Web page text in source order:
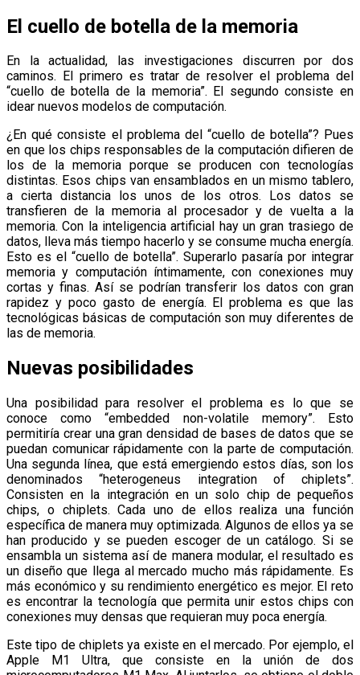
El cuello de botella de la memoria
En la actualidad, las investigaciones discurren por dos
caminos. El primero es tratar de resolver el problema del
“cuello de botella de la memoria”. El segundo consiste en
idear nuevos modelos de computación.
¿En qué consiste el problema del “cuello de botella”? Pues
en que los chips responsables de la computación difieren de
los de la memoria porque se producen con tecnologías
distintas. Esos chips van ensamblados en un mismo tablero,
a cierta distancia los unos de los otros. Los datos se
transfieren de la memoria al procesador y de vuelta a la
memoria. Con la inteligencia artificial hay un gran trasiego de
datos, lleva más tiempo hacerlo y se consume mucha energía.
Esto es el “cuello de botella”. Superarlo pasaría por integrar
memoria y computación íntimamente, con conexiones muy
cortas y finas. Así se podrían transferir los datos con gran
rapidez y poco gasto de energía. El problema es que las
tecnológicas básicas de computación son muy diferentes de
las de memoria.
Nuevas posibilidades
Una posibilidad para resolver el problema es lo que se
conoce como “embedded non-volatile memory”. Esto
permitiría crear una gran densidad de bases de datos que se
puedan comunicar rápidamente con la parte de computación.
Una segunda línea, que está emergiendo estos días, son los
denominados “heterogeneus integration of chiplets”.
Consisten en la integración en un solo chip de pequeños
chips, o chiplets. Cada uno de ellos realiza una función
específica de manera muy optimizada. Algunos de ellos ya se
han producido y se pueden escoger de un catálogo. Si se
ensambla un sistema así de manera modular, el resultado es
un diseño que llega al mercado mucho más rápidamente. Es
más económico y su rendimiento energético es mejor. El reto
es encontrar la tecnología que permita unir estos chips con
conexiones muy densas que requieran muy poca energía.
Este tipo de chiplets ya existe en el mercado. Por ejemplo, el
Apple M1 Ultra, que consiste en la unión de dos